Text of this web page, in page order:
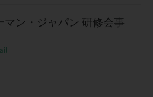
マン・ジャパン 研修会事